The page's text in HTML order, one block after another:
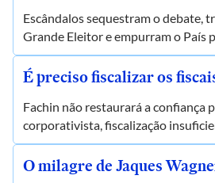
Escândalos sequestram o debate,
Grande Eleitor e empurram o País
É preciso fiscalizar os
Fachin não restaurará a confiança
corporativista, fiscalização
O milagre de Jaques